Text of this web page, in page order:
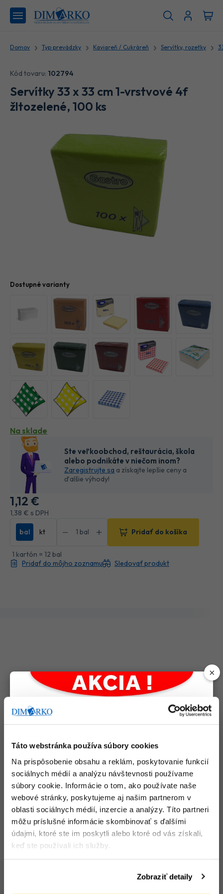
Táto webstránka používa súbory cookies
Na prispôsobenie obsahu a reklám, poskytovanie funkcií
sociálnych médií a analýzu návštevnosti používame
súbory cookie. Informácie o tom, ako používate naše
webové stránky, poskytujeme aj našim partnerom v
oblasti sociálnych médií, inzercie a analýzy. Títo partneri
môžu príslušné informácie skombinovať s ďalšími
údajmi, ktoré ste im poskytli alebo ktoré od vás získali,
keď ste používali ich služby.
Zobraziť detaily
Domov Typ prevádzky Kaviareň / Cukráreň Servítky, rozetky
Servítky 33 x 33 cm 1-vrstvové 4f
žltozelené, 100 ks
Kód tovaru: 102794
Dostupné varianty
Na sklade
1,12 €
1,38 € s DPH
Ste veľkoobchod, reštaurácia, škola
alebo podnikáte v niečom inom?
Zaregistrujte sa a získajte lepšie ceny a
ďalšie výhody!
bal kt Pridať do košíka
1 kartón = 12 bal
Pridať do môjho zoznamu
Sledovať produkt
Podobné produkty
Servítky 33 x 33 cm 1vr
4f Línia biele
Počet bal. v kartóne:48
50 ks
Kód tovaru: 106166
×